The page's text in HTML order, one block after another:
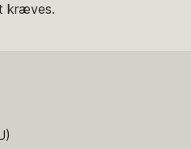
kræves.